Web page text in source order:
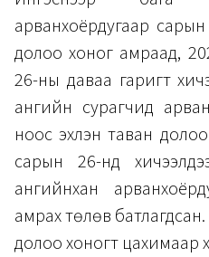
арванхоёрдугаар
долоо хоног амраад,
26-ны даваа гаригт
ангийн сурагчид
ноос эхлэн таван
сарын 26-нд
ангийнхан
амрах төлөв
долоо хоногт цахимаар